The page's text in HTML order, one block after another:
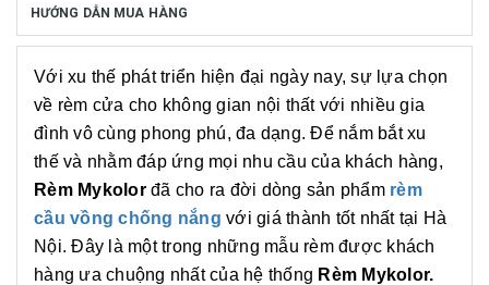
HƯỚNG DẪN MUA HÀNG
Với xu thế phát triển hiện đại ngày nay, sự lựa chọn
về rèm cửa cho không gian nội thất với nhiều gia
đình vô cùng phong phú, đa dạng. Để nắm bắt xu
thế và nhằm đáp ứng mọi nhu cầu của khách hàng,
Rèm Mykolorđã cho ra đời dòng sản phẩm rèm
cầu vồng chống nắng với giá thành tốt nhất tại Hà
Nội. Đây là một trong những mẫu rèm được khách
hàng ưa chuộng nhất của hệ thống Rèm Mykolor.